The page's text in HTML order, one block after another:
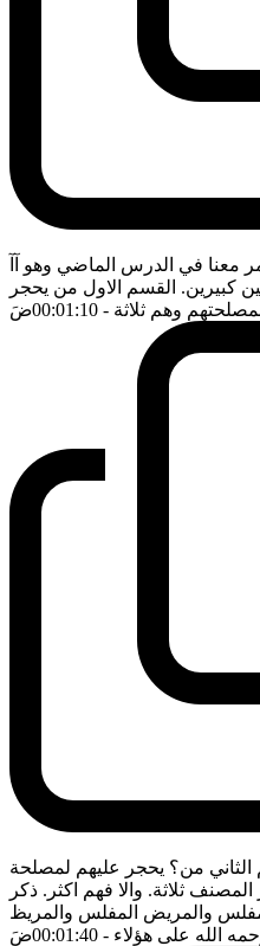
معنا في الدرس الماضي وهو آآ
كبيرين. القسم الاول من يحجر
وهم ثلاثة - 00:01:10 ضَ
من؟ يحجر عليهم لمصلحة
ثلاثة. والا فهم اكثر. ذكر
والمريض المفلس والمريظ
الله على هؤلاء - 00:01:40 ضَ